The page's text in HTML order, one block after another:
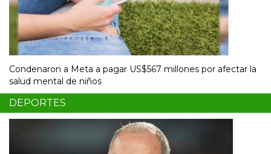
Condenaron a Meta a pagar US$567 millones por afectar la
salud mental de niños
DEPORTES